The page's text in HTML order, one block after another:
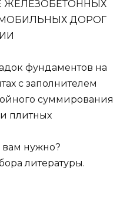
ЖЕЛЕЗОБЕТОННЫХ
ДОРОГ
фундаментов на
с заполнителем
суммирования
плитных
вам нужно?
литературы.